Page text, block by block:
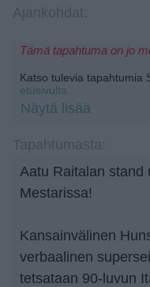
Tämä tapahtuma on jo
Katso tulevia tapahtumia
etusivulta.
Näytä lisää
Aatu Raitalan stand
Mestarissa!
Kansainvälinen
verbaalinen
tetsataan 90-luvun